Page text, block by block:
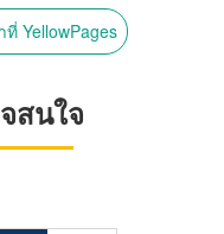
YellowPages
สนใจ